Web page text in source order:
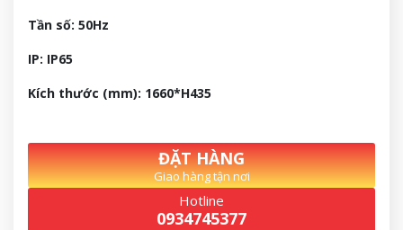
Tần số: 50Hz
IP: IP65
Kích thước (mm): 1660*H435
ĐẶT HÀNG
Giao hàng tận nơi
Hotline
0934745377